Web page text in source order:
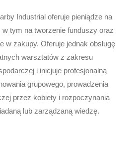
Industrial oferuje pieniądze na
tym na tworzenie funduszy oraz
w zakupy. Oferuje jednak obsługę
warsztatów z zakresu
i inicjuje profesjonalną
grupowego, prowadzenia
przez kobiety i rozpoczynania
lub zarządzaną wiedzę.